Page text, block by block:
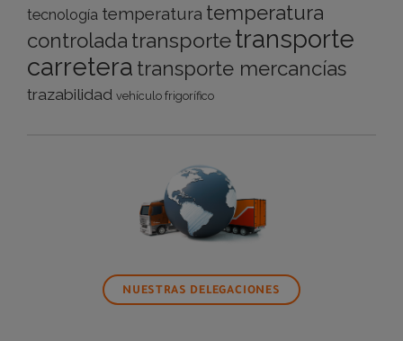
tecnología temperatura temperatura
controlada transportetransporte
carretera transporte mercancías
trazabilidad vehículo frigorífico
NUESTRAS DELEGACIONES